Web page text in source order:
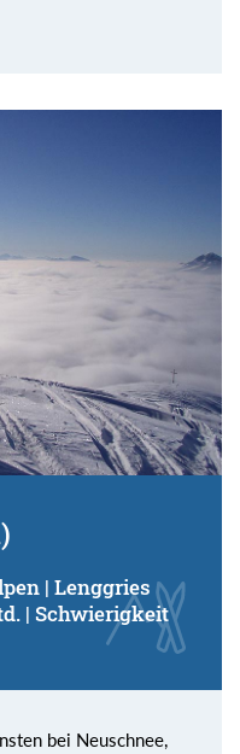
| Lenggries
| Schwierigkeit
bei Neuschnee,